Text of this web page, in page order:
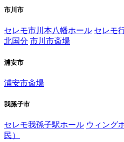
市川市
セレモ市川本八幡ホール セレモ
北国分 市川市斎場
浦安市
浦安市斎場
我孫子市
セレモ我孫子駅ホール ウィング
民）